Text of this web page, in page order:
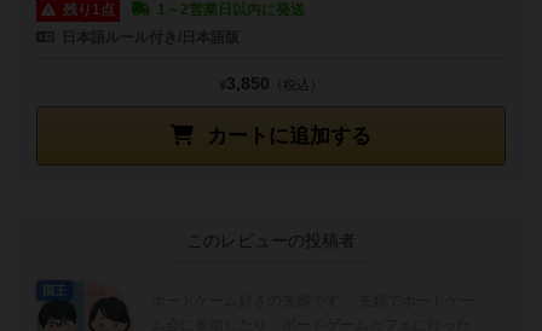
残り1点
1～2営業日以内に発送
カートに追加する
¥3,850 （税込）
このレビューの投稿者
国王